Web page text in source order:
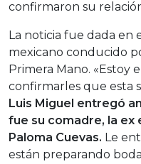
confirmaron su
La noticia fue dada
mexicano conducido
Primera Mano. «Estoy
confirmarles que esta
Luis Miguel entregó
fue su comadre, la ex
Paloma Cuevas. Le
están preparando